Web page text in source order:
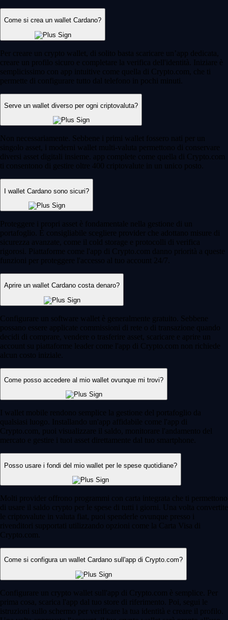
Come si crea un wallet Cardano?
Per creare un crypto wallet, di solito basta scaricare un’app dedicata,
creare un profilo sicuro e completare la verifica dell'identità. Iniziare è
semplicissimo con app intuitive come quella di Crypto.com, che ti
permette di configurare tutto dal telefono in pochi minuti.
Serve un wallet diverso per ogni criptovaluta?
Non necessariamente. Sebbene i primi wallet fossero nati per un
singolo asset, i moderni wallet multi-valuta permettono di conservare
diversi asset digitali insieme. app complete come quella di Crypto.com
ti consentono di gestire oltre 400 criptovalute in un unico posto.
I wallet Cardano sono sicuri?
Proteggere i propri asset è fondamentale nella gestione di un
portafoglio. È consigliabile scegliere provider che adottano misure di
sicurezza avanzate, come il cold storage e protocolli di verifica
rigorosi. Piattaforme come l'app di Crypto.com danno priorità a queste
funzioni per proteggere l'accesso al tuo account 24/7.
Aprire un wallet Cardano costa denaro?
Configurare un software wallet è generalmente gratuito. Sebbene
possano essere applicate commissioni di rete o di transazione quando
decidi di comprare, vendere o trasferire asset, scaricare e aprire un
account su piattaforme leader come l'app di Crypto.com non richiede
alcun costo iniziale.
Come posso accedere al mio wallet ovunque mi trovi?
I wallet mobile rendono semplice la gestione del portafoglio da
qualsiasi luogo. Installando un'app affidabile come l'app di
Crypto.com, puoi visualizzare il saldo, monitorare l'andamento del
mercato e gestire i tuoi asset direttamente dal tuo smartphone.
Posso usare i fondi del mio wallet per le spese quotidiane?
Molti provider offrono programmi con carta integrata che ti permettono
di usare il saldo crypto per le spese di tutti i giorni. Una volta convertite
le criptovalute in valuta fiat, puoi spenderle ovunque presso i
rivenditori supportati utilizzando opzioni come la Carta Visa di
Crypto.com.
Come si configura un wallet Cardano sull'app di Crypto.com?
Configurare un crypto wallet sull'app di Crypto.com è semplice. Per
prima cosa, scarica l'app dal tuo store di riferimento. Poi, segui le
istruzioni sullo schermo per verificare la tua identità e creare il profilo.